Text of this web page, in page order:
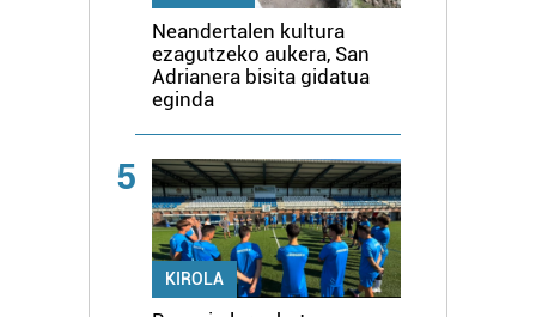
Neandertalen kultura
ezagutzeko aukera, San
Adrianera bisita gidatua
eginda
5
KIROLA